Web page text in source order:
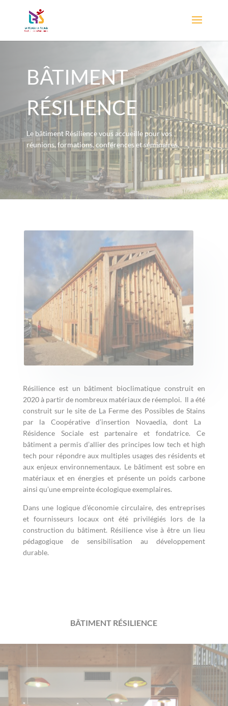
BÂTIMENT
RÉSILIENCE
Le bâtiment Résilience vous accueille pour vos
réunions, formations,conférences et séminaires.
Résilience est un bâtiment bioclimatique construit en
2020à partir de nombreux matériaux de réemploi. Il a été
construit sur le site de La Ferme des Possibles de Stains
par la Coopérative d’insertion Novaedia, dont La
Résidence Sociale est partenaire et fondatrice.Ce
bâtiment a permis d’allier des principes low tech et high
tech pour répondre aux multiples usages des résidents et
aux enjeux environnementaux. Le bâtiment est sobre en
matériaux et en énergies et présente un poids carbone
ainsi qu’une empreinte écologique exemplaires.
Dans une logique d’économie circulaire, des entreprises
et fournisseurs locaux ont été privilégiés lors de la
construction du bâtiment. Résilience vise à être un lieu
pédagogique de sensibilisation au développement
durable.
BÂTIMENT RÉSILIENCE